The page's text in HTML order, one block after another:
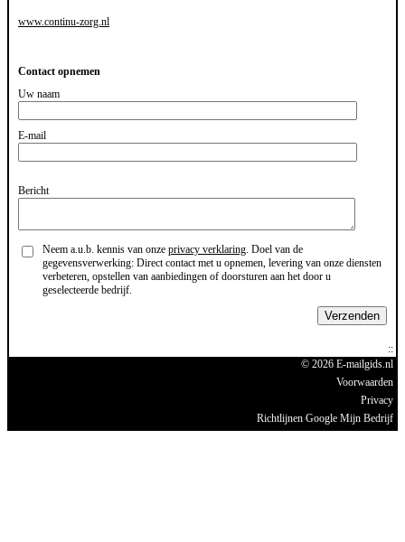
www.continu-zorg.nl
Contact opnemen
Uw naam
E-mail
Bericht
Neem a.u.b. kennis van onze privacy verklaring . Doel van de
gegevensverwerking: Direct contact met u opnemen, levering van onze diensten
verbeteren, opstellen van aanbiedingen of doorsturen aan het door u
geselecteerde bedrijf.
Verzenden
© 2026 E-mailgids.nl
Voorwaarden
Privacy
Richtlijnen Google Mijn Bedrijf